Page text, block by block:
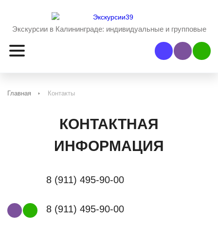
Экскурсии в Калининграде: индивидуальные и групповые
Наш ViberНаш
Главная Контакты
КОНТАКТНАЯ
ИНФОРМАЦИЯ
8 (911) 495-90-00
Наш ViberНаш WhatsApp
8 (911) 495-90-00